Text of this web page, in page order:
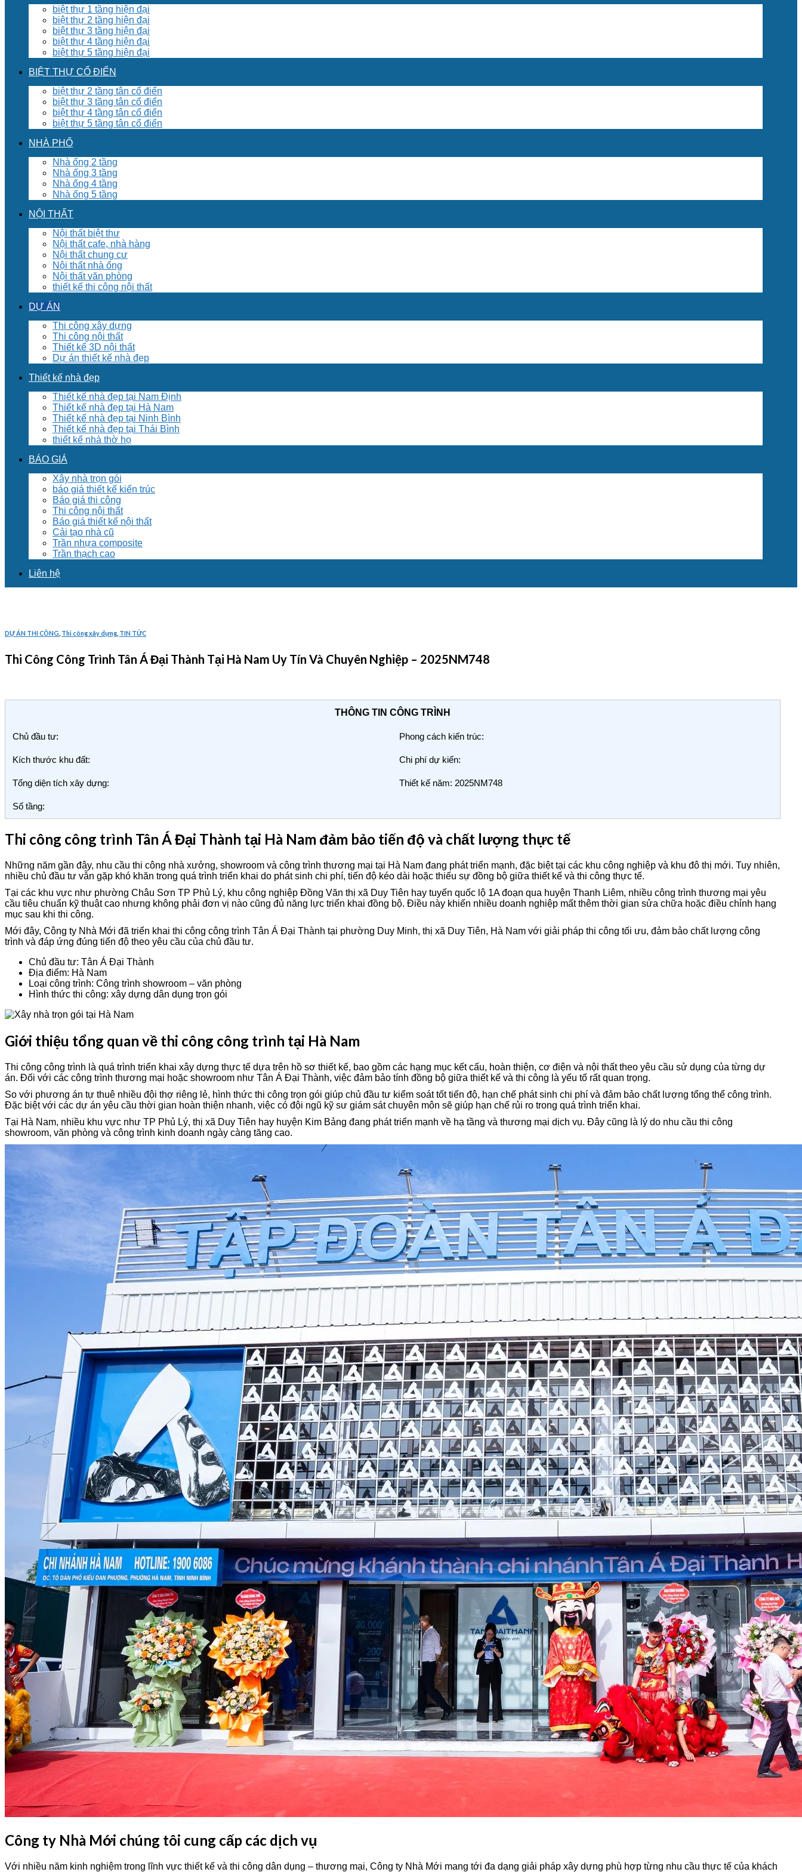
biệt thự 1 tầng hiện đại
biệt thự 2 tầng hiện đại
biệt thự 3 tầng hiện đại
biệt thự 4 tầng hiện đại
biệt thự 5 tầng hiện đại
BIỆT THỰ CỔ ĐIỂN
biệt thự 2 tầng tân cổ điển
biệt thự 3 tầng tân cổ điển
biệt thự 4 tầng tân cổ điển
biệt thự 5 tầng tân cổ điển
NHÀ PHỐ
Nhà ống 2 tầng
Nhà ống 3 tầng
Nhà ống 4 tầng
Nhà ống 5 tầng
NỘI THẤT
Nội thất biệt thư
Nội thất cafe, nhà hàng
Nội thất chung cư
Nội thất nhà ống
Nội thất văn phòng
thiết kế thi công nội thất
DỰ ÁN
Thi công xây dựng
Thi công nội thất
Thiết kế 3D nội thất
Dự án thiết kế nhà đẹp
Thiết kế nhà đẹp
Thiết kế nhà đẹp tại Nam Định
Thiết kế nhà đẹp tại Hà Nam
Thiết kế nhà đẹp tại Ninh Bình
Thiết kế nhà đẹp tại Thái Bình
thiết kế nhà thờ họ
BÁO GIÁ
Xây nhà trọn gói
báo giá thiết kế kiến trúc
Báo giá thi công
Thi công nội thất
Báo giá thiết kế nội thất
Cải tạo nhà cũ
Trần nhựa composite
Trần thạch cao
Liên hệ
DỰ ÁN THI CÔNG Thi công xây dựng TIN TỨC
Thi Công Công Trình Tân Á Đại Thành Tại Hà Nam Uy Tín Và Chuyên Nghiệp – 2025NM748
THÔNG TIN CÔNG TRÌNH
Chủ đầu tư: Phong cách kiến trúc:
Kích thước khu đất: Chi phí dự kiến:
Tổng diện tích xây dựng: Thiết kế năm: 2025NM748
Số tầng:
Thi công công trình Tân Á Đại Thành tại Hà Nam đảm bảo tiến độ và chất lượng thực tế
Những năm gần đây, nhu cầu thi công nhà xưởng, showroom và công trình thương mại tại Hà Nam đang phát triển mạnh, đặc biệt tại các khu công nghiệp và khu đô thị mới. Tuy nhiên,
nhiều chủ đầu tư vẫn gặp khó khăn trong quá trình triển khai do phát sinh chi phí, tiến độ kéo dài hoặc thiếu sự đồng bộ giữa thiết kế và thi công thực tế.
Tại các khu vực như phường Châu Sơn TP Phủ Lý, khu công nghiệp Đồng Văn thị xã Duy Tiên hay tuyến quốc lộ 1A đoạn qua huyện Thanh Liêm, nhiều công trình thương mại yêu
cầu tiêu chuẩn kỹ thuật cao nhưng không phải đơn vị nào cũng đủ năng lực triển khai đồng bộ. Điều này khiến nhiều doanh nghiệp mất thêm thời gian sửa chữa hoặc điều chỉnh hạng
mục sau khi thi công.
Mới đây, Công ty Nhà Mới đã triển khai thi công công trình Tân Á Đại Thành tại phường Duy Minh, thị xã Duy Tiên, Hà Nam với giải pháp thi công tối ưu, đảm bảo chất lượng công
trình và đáp ứng đúng tiến độ theo yêu cầu của chủ đầu tư.
Chủ đầu tư: Tân Á Đại Thành
Địa điểm: Hà Nam
Loại công trình: Công trình showroom – văn phòng
Hình thức thi công: xây dựng dân dụng trọn gói
Giới thiệu tổng quan về thi công công trình tại Hà Nam
Thi công công trình là quá trình triển khai xây dựng thực tế dựa trên hồ sơ thiết kế, bao gồm các hạng mục kết cấu, hoàn thiện, cơ điện và nội thất theo yêu cầu sử dụng của từng dự
án. Đối với các công trình thương mại hoặc showroom như Tân Á Đại Thành, việc đảm bảo tính đồng bộ giữa thiết kế và thi công là yếu tố rất quan trọng.
So với phương án tự thuê nhiều đội thợ riêng lẻ, hình thức thi công trọn gói giúp chủ đầu tư kiểm soát tốt tiến độ, hạn chế phát sinh chi phí và đảm bảo chất lượng tổng thể công trình.
Đặc biệt với các dự án yêu cầu thời gian hoàn thiện nhanh, việc có đội ngũ kỹ sư giám sát chuyên môn sẽ giúp hạn chế rủi ro trong quá trình triển khai.
Tại Hà Nam, nhiều khu vực như TP Phủ Lý, thị xã Duy Tiên hay huyện Kim Bảng đang phát triển mạnh về hạ tầng và thương mại dịch vụ. Đây cũng là lý do nhu cầu thi công
showroom, văn phòng và công trình kinh doanh ngày càng tăng cao.
Công ty Nhà Mới chúng tôi cung cấp các dịch vụ
Với nhiều năm kinh nghiệm trong lĩnh vực thiết kế và thi công dân dụng – thương mại, Công ty Nhà Mới mang tới đa dạng giải pháp xây dựng phù hợp từng nhu cầu thực tế của khách